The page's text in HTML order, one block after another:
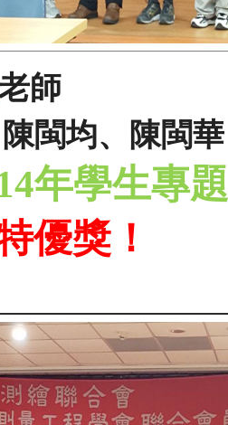
師
閩均、陳閩華
年學生專題
優獎！